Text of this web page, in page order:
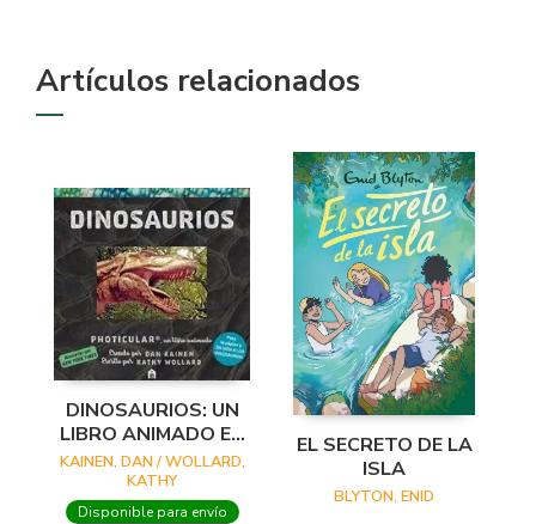
Artículos relacionados
DINOSAURIOS: UN
LIBRO ANIMADO EN
PHOTICULAR
KAINEN, DAN / WOLLARD,
KATHY
Disponible para envío
EL SECRETO DE LA
ISLA
BLYTON, ENID